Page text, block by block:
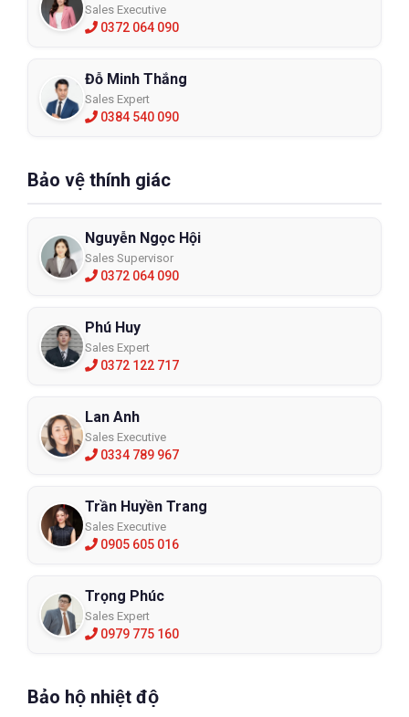
Sales Executive
0372 064 090
Đỗ Minh Thắng
Sales Expert
0384 540 090
Bảo vệ thính giác
Nguyễn Ngọc Hội
Sales Supervisor
0372 064 090
Phú Huy
Sales Expert
0372 122 717
Lan Anh
Sales Executive
0334 789 967
Trần Huyền Trang
Sales Executive
0905 605 016
Trọng Phúc
Sales Expert
0979 775 160
Bảo hộ nhiệt độ